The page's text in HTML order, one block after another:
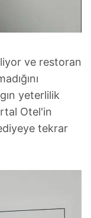
ve restoran
yeterlilik
Otel'in
tekrar